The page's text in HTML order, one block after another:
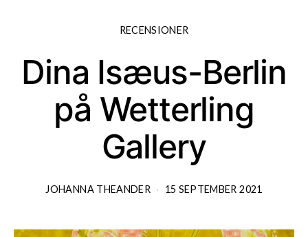
RECENSIONER
Dina Isæus-Berlin
på Wetterling
Gallery
JOHANNA THEANDER 15 SEPTEMBER 2021